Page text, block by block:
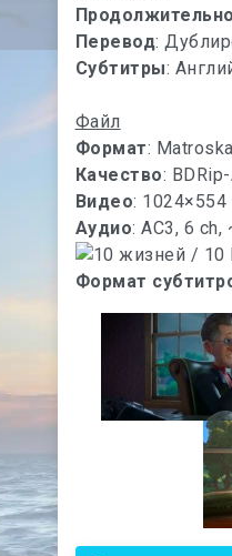
Перевод:
Субтитры:
Файл
Формат: Matroska
Качество:
Видео:
Аудио: AC3, 6
Формат